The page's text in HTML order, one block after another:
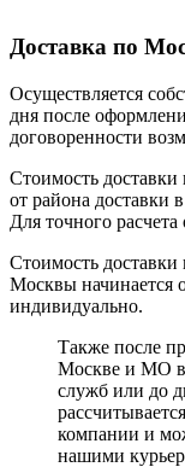
Доставка по
Осуществляется
дня после
договоренности
Стоимость
от района доставки
Для точного
Стоимость
Москвы начинается
индивидуально.
Также после
Москве и МО в
служб или до
компании и
нашими